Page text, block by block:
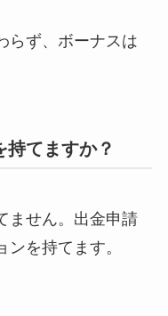
らず、ボーナスは
持てますか？
ません。出金申請
を持てます。